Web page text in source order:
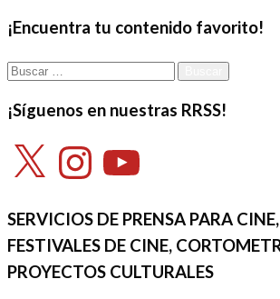
¡Encuentra tu contenido favorito!
Buscar:
¡Síguenos en nuestras RRSS!
X InstagramYouTube
SERVICIOS DE PRENSA PARA CINE,
FESTIVALES DE CINE,
PROYECTOS CULTURALES